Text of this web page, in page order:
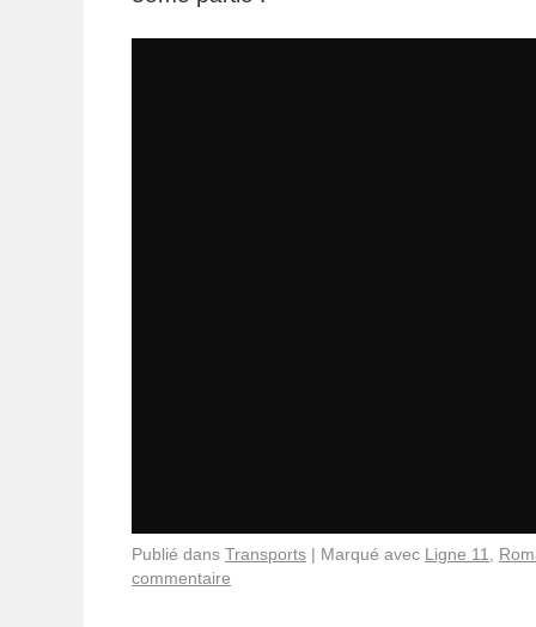
Publié dans Transports | Marqué avec Ligne 11
commentaire